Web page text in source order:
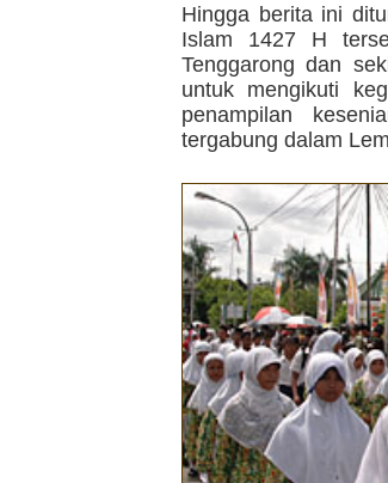
Hingga berita ini
Islam 1427 H
Tenggarong dan
untuk mengikuti
penampilan
tergabung dalam